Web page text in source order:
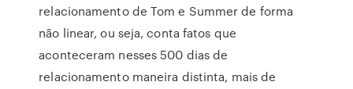
relacionamento de Tom e Summer de forma
não linear, ou seja, conta fatos que
aconteceram nesses 500 dias de
relacionamento maneira distinta, mais de